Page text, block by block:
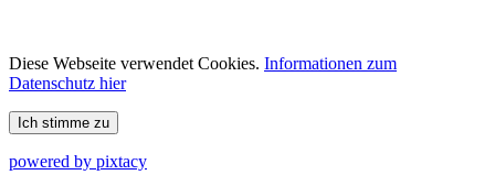
Diese Webseite verwendet Cookies. Informationen zum
Datenschutz hier
Ich stimme zu
powered by pixtacy